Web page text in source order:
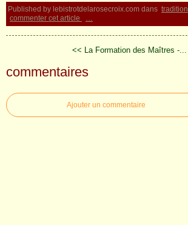
Published by lebistrotdelarosecroix.com dans tradition
commenter cet article
…
<< La Formation des Maîtres -...
commentaires
Ajouter un commentaire